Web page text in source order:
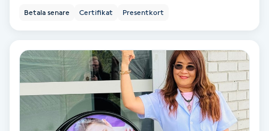
Extensions borttagning
Eyeliner-tatuering
Betala senare Certifikat Presentkort